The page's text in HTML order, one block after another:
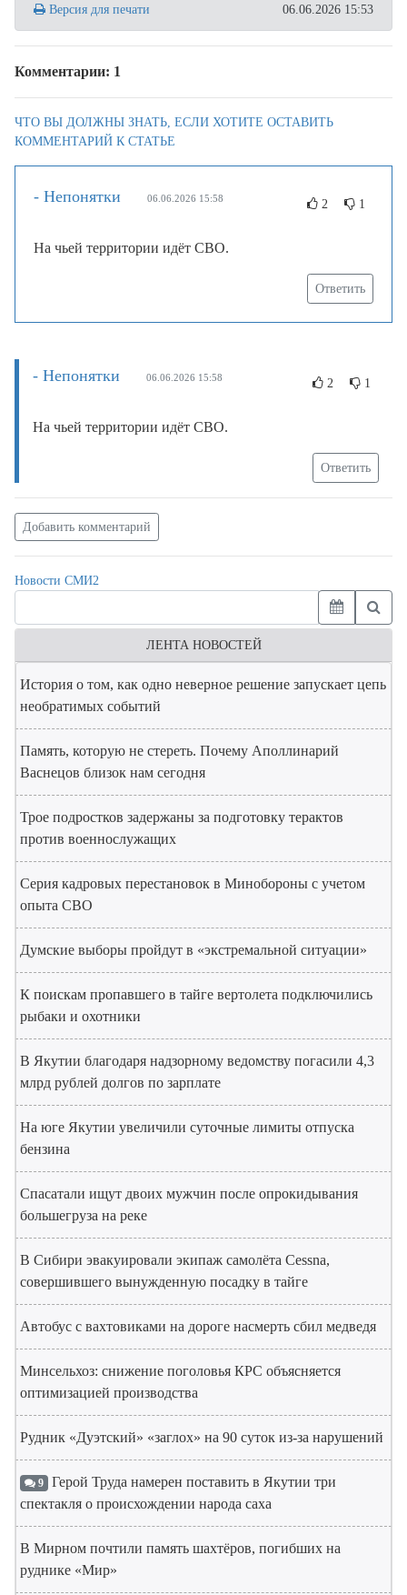
Версия для печати 06.06.2026 15:53
Комментарии: 1
ЧТО ВЫ ДОЛЖНЫ ЗНАТЬ, ЕСЛИ ХОТИТЕ ОСТАВИТЬ
КОММЕНТАРИЙ К СТАТЬЕ
- Непонятки 06.06.2026 15:58 2 1
На чьей территории идёт СВО.
Ответить
- Непонятки 06.06.2026 15:58 2 1
На чьей территории идёт СВО.
Ответить
Добавить комментарий
Новости СМИ2
ЛЕНТА НОВОСТЕЙ
История о том, как одно неверное решение запускает цепь
необратимых событий
Память, которую не стереть. Почему Аполлинарий
Васнецов близок нам сегодня
Трое подростков задержаны за подготовку терактов
против военнослужащих
Серия кадровых перестановок в Минобороны с учетом
опыта СВО
Думские выборы пройдут в «экстремальной ситуации»
К поискам пропавшего в тайге вертолета подключились
рыбаки и охотники
В Якутии благодаря надзорному ведомству погасили 4,3
млрд рублей долгов по зарплате
На юге Якутии увеличили суточные лимиты отпуска
бензина
Спасатали ищут двоих мужчин после опрокидывания
большегруза на реке
В Сибири эвакуировали экипаж самолёта Cessna,
совершившего вынужденную посадку в тайге
Автобус с вахтовиками на дороге насмерть сбил медведя
Минсельхоз: снижение поголовья КРС объясняется
оптимизацией производства
Рудник «Дуэтский» «заглох» на 90 суток из-за нарушений
9 Герой Труда намерен поставить в Якутии три
спектакля о происхождении народа саха
В Мирном почтили память шахтёров, погибших на
руднике «Мир»